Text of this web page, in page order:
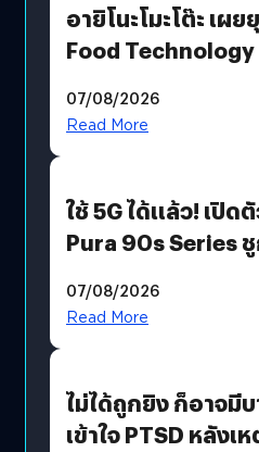
อายิโนะโมะโต๊ะ เผ
Food Technology
บริโภคและ B2B
07/08/2026
Read More
ใช้ 5G ได้แล้ว! เปิด
Pura 90s Series
07/08/2026
Read More
ไม่ได้ถูกยิง ก็อาจมี
เข้าใจ PTSD หลังเ